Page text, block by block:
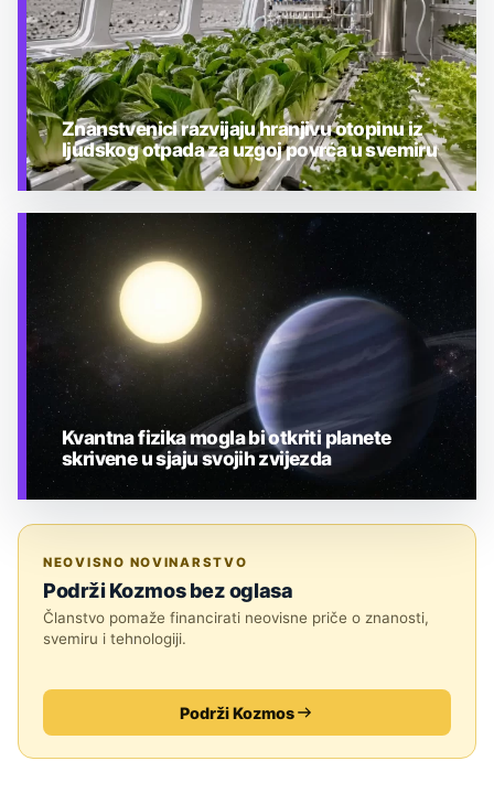
TEHNOLOGIJA
Znanstvenici razvijaju hranjivu otopinu iz
ljudskog otpada za uzgoj povrća u svemiru
Kvantna fizika mogla bi otkriti planete
skrivene u sjaju svojih zvijezda
NEOVISNO NOVINARSTVO
Podrži Kozmos bez oglasa
Članstvo pomaže financirati neovisne priče o znanosti,
svemiru i tehnologiji.
Podrži Kozmos